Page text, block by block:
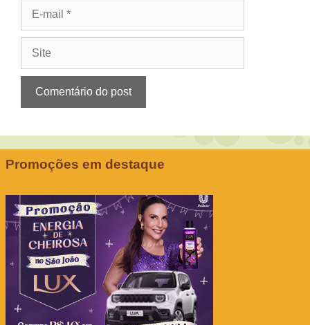
Promoções em destaque